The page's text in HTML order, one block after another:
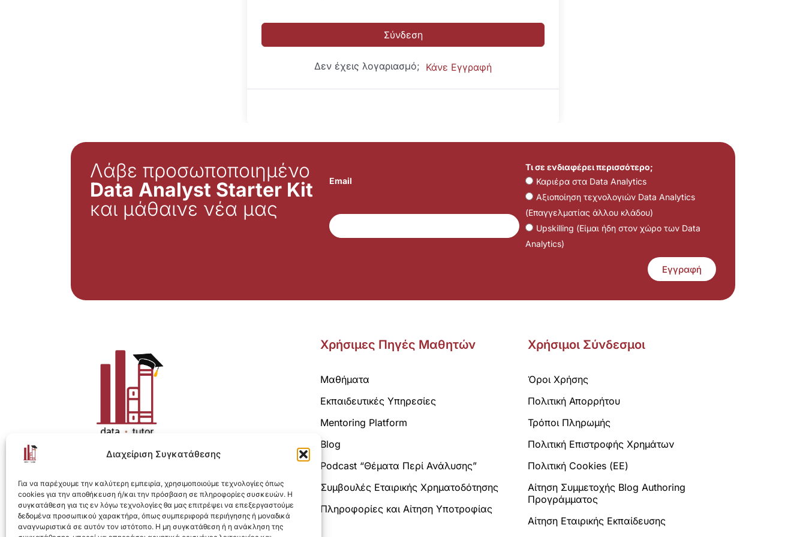
Διαχείριση Συγκατάθεσης
Για να παρέχουμε την καλύτερη εμπειρία, χρησιμοποιούμε τεχνολογίες όπως
cookies για την αποθήκευση ή/και την πρόσβαση σε πληροφορίες συσκευών. Η
συγκατάθεση για τις εν λόγω τεχνολογίες θα μας επιτρέψει να επεξεργαστούμε
δεδομένα προσωπικού χαρακτήρα, όπως συμπεριφορά περιήγησης ή μοναδικά
αναγνωριστικά σε αυτόν τον ιστότοπο. Η μη συγκατάθεση ή η ανάκληση της
Σύνδεση
Δεν έχεις λογαριασμό; Κάνε Εγγραφή
Λάβε προσωποποιημένο
Data Analyst Starter Kit
και μάθαινε νέα μας
Email
Τι σε ενδιαφέρει περισσότερο;
Καριέρα στα Data Analytics
Αξιοποίηση τεχνολογιών Data Analytics
(Επαγγελματίας άλλου κλάδου)
Upskilling (Είμαι ήδη στον χώρο των Data
Analytics)
Εγγραφή
Η ολοκληρωμένη e-learning λύση για Data Analytics.
Χρήσιμες Πηγές Μαθητών
Μαθήματα
Εκπαιδευτικές Υπηρεσίες
Mentoring Platform
Blog
Podcast “Θέματα Περί Ανάλυσης”
Συμβουλές Εταιρικής Χρηματοδότησης
Πληροφορίες και Αίτηση Υποτροφίας
Χρήσιμοι Σύνδεσμοι
Όροι Χρήσης
Πολιτική Απορρήτου
Τρόποι Πληρωμής
Πολιτική Επιστροφής Χρημάτων
Πολιτική Cookies (ΕΕ)
Αίτηση Συμμετοχής Blog Authoring
Προγράμματος
Αίτηση Εταιρικής Εκπαίδευσης